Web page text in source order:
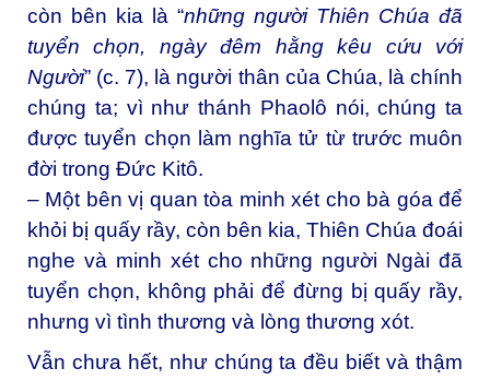
còn bên kia là “những người Thiên Chúa đã
tuyển chọn, ngày đêm hằng kêu cứu với
Người” (c. 7), là người thân của Chúa, là chính
chúng ta; vì như thánh Phaolô nói, chúng ta
được tuyển chọn làm nghĩa tử từ trước muôn
đời trong Đức Kitô.
– Một bên vị quan tòa minh xét cho bà góa để
khỏi bị quấy rầy, còn bên kia, Thiên Chúa đoái
nghe và minh xét cho những người Ngài đã
tuyển chọn, không phải để đừng bị quấy rầy,
nhưng vì tình thương và lòng thương xót.
Vẫn chưa hết, như chúng ta đều biết và thậm